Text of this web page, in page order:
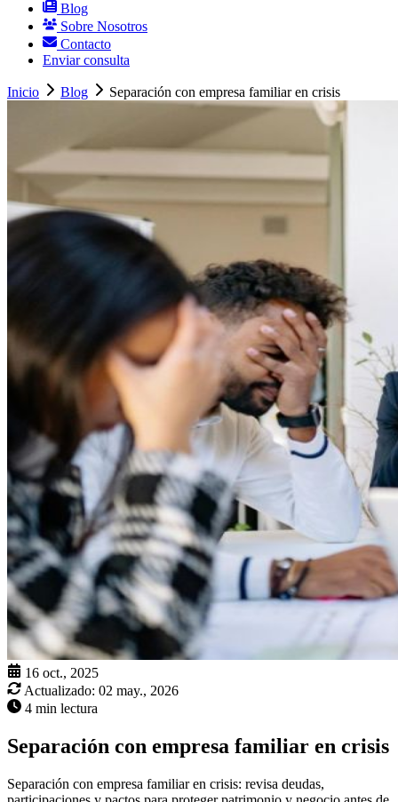
Blog
Sobre Nosotros
Contacto
Enviar consulta
Inicio Blog Separación con empresa familiar en crisis
16 oct., 2025
Actualizado: 02 may., 2026
4 min lectura
Separación con empresa familiar en crisis
Separación con empresa familiar en crisis: revisa deudas,